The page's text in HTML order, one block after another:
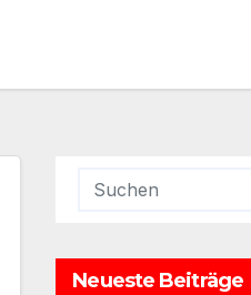
Neueste Beiträge